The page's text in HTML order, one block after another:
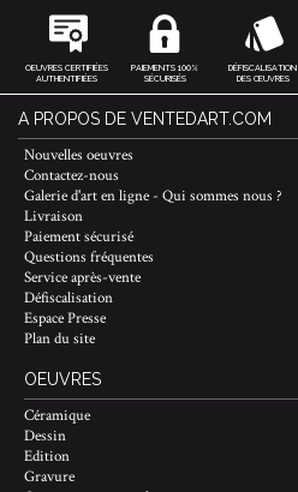
OEUVRES CERTIFIÉES
AUTHENTIFIÉES
PAIEMENTS 100%
SÉCURISÉS
DÉFISCALISATION
DES ŒUVRES
A PROPOS DE VENTEDART.COM
Nouvelles oeuvres
Contactez-nous
Galerie d'art en ligne - Qui sommes nous ?
Livraison
Paiement sécurisé
Questions fréquentes
Service après-vente
Défiscalisation
Espace Presse
Plan du site
OEUVRES
Céramique
Dessin
Edition
Gravure